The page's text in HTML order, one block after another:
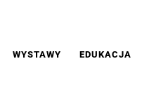
WYSTAWY EDUKACJA